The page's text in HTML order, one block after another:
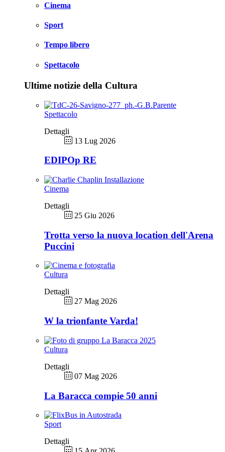
Cinema
Sport
Tempo libero
Spettacolo
Ultime notizie della Cultura
Spettacolo
Dettagli
13 Lug 2026
EDIPOp RE
Cinema
Dettagli
25 Giu 2026
Trotta verso la nuova location dell'Arena
Puccini
Cultura
Dettagli
27 Mag 2026
W la trionfante Varda!
Cultura
Dettagli
07 Mag 2026
La Baracca compie 50 anni
Sport
Dettagli